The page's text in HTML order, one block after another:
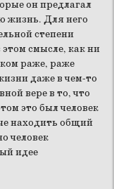
он предлагал
жизнь. Для него
степени
смысле, как ни
раже, раже
даже в чем-то
вере в то, что
это был человек
находить общий
человек
идее